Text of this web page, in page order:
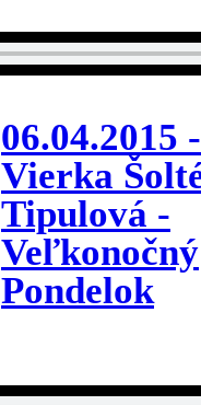
06.04.2015 -
Vierka
Tipulová -
Veľkonočný
Pondelok